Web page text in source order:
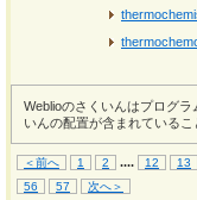
Weblioのさくいんはプログ
いんの配置が含まれているこ
＜前へ 1 2 .... 12 13
56 57 次へ＞